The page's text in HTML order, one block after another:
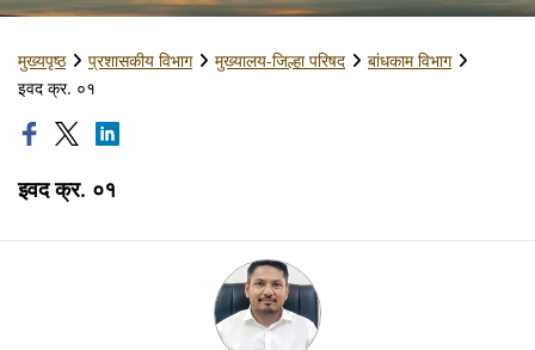
मुख्यपृष्ठ प्रशासकीय विभाग मुख्यालय-जिल्हा परिषद
बांधकाम विभाग
इवद क्र. ०१
इवद क्र. ०१